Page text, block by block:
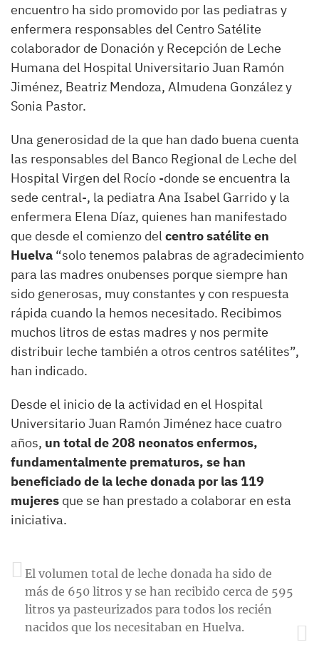
encuentro ha sido promovido por las pediatras y
enfermera responsables del Centro Satélite
colaborador de Donación y Recepción de Leche
Humana del Hospital Universitario Juan Ramón
Jiménez, Beatriz Mendoza, Almudena González y
Sonia Pastor.
Una generosidad de la que han dado buena cuenta
las responsables del Banco Regional de Leche del
Hospital Virgen del Rocío -donde se encuentra la
sede central-, la pediatra Ana Isabel Garrido y la
enfermera Elena Díaz, quienes han manifestado
que desde el comienzo delcentro satélite en
Huelva “solo tenemos palabras de agradecimiento
para las madres onubenses porque siempre han
sido generosas, muy constantes y con respuesta
rápida cuando la hemos necesitado. Recibimos
muchos litros de estas madres y nos permite
distribuir leche también a otros centros satélites”,
han indicado.
Desde el inicio de la actividad en el Hospital
Universitario Juan Ramón Jiménez hace cuatro
años, un total de 208 neonatos enfermos,
fundamentalmente prematuros, se han
beneficiado de la leche donada por las 119
mujeres que se han prestado a colaborar en esta
iniciativa.
El volumen total de leche donada ha sido de
más de 650 litros y se han recibido cerca de 595
litros ya pasteurizados para todos los recién
nacidos que los necesitaban en Huelva.